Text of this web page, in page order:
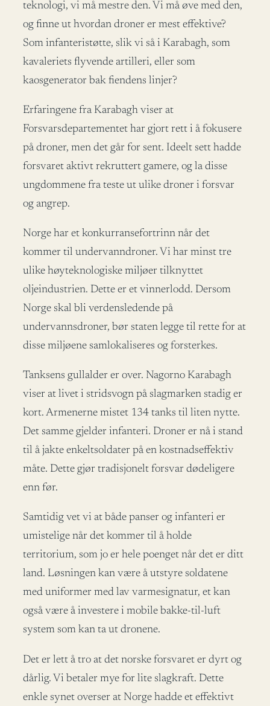
teknologi, vi må mestre den. Vi må øve med den,
og finne ut hvordan droner er mest effektive?
Som infanteristøtte, slik vi så i Karabagh, som
kavaleriets flyvende artilleri, eller som
kaosgenerator bak fiendens linjer?
Erfaringene fra Karabagh viser at
Forsvarsdepartementet har gjort rett i å fokusere
på droner, men det går for sent. Ideelt sett hadde
forsvaret aktivt rekruttert gamere, og la disse
ungdommene fra teste ut ulike droner i forsvar
og angrep.
Norge har et konkurransefortrinn når det
kommer til undervanndroner. Vi har minst tre
ulike høyteknologiske miljøer tilknyttet
oljeindustrien. Dette er et vinnerlodd. Dersom
Norge skal bli verdensledende på
undervannsdroner, bør staten legge til rette for at
disse miljøene samlokaliseres og forsterkes.
Tanksens gullalder er over. Nagorno Karabagh
viser at livet i stridsvogn på slagmarken stadig er
kort. Armenerne mistet 134 tanks til liten nytte.
Det samme gjelder infanteri. Droner er nå i stand
til å jakte enkeltsoldater på en kostnadseffektiv
måte. Dette gjør tradisjonelt forsvar dødeligere
enn før.
Samtidig vet vi at både panser og infanteri er
umistelige når det kommer til å holde
territorium, som jo er hele poenget når det er ditt
land. Løsningen kan være å utstyre soldatene
med uniformer med lav varmesignatur, et kan
også være å investere i mobile bakke-til-luft
system som kan ta ut dronene.
Det er lett å tro at det norske forsvaret er dyrt og
dårlig. Vi betaler mye for lite slagkraft. Dette
enkle synet overser at Norge hadde et effektivt